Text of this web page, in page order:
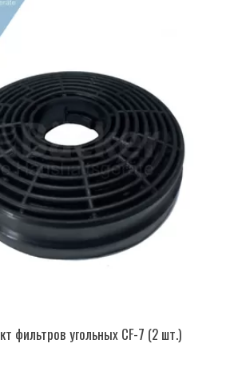
фильтров угольных CF-7 (2 шт.)